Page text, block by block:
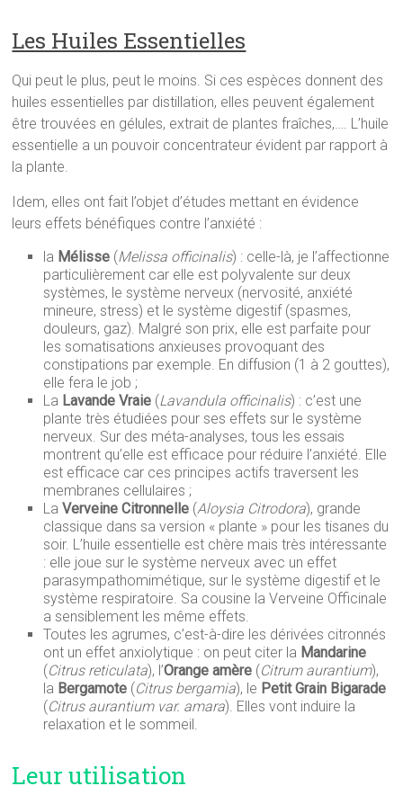
Les Huiles Essentielles
Qui peut le plus, peut le moins. Si ces espèces donnent des
huiles essentielles par distillation, elles peuvent également
être trouvées en gélules, extrait de plantes fraîches,…. L’huile
essentielle a un pouvoir concentrateur évident par rapport à
la plante.
Idem, elles ont fait l’objet d’études mettant en évidence
leurs effets bénéfiques contre l’anxiété :
la Mélisse (Melissa officinalis) : celle-là, je l’affectionne
particulièrement car elle est polyvalente sur deux
systèmes, le système nerveux (nervosité, anxiété
mineure, stress) et le système digestif (spasmes,
douleurs, gaz). Malgré son prix, elle est parfaite pour
les somatisations anxieuses provoquant des
constipations par exemple. En diffusion (1 à 2 gouttes),
elle fera le job ;
La Lavande Vraie (Lavandula officinalis) : c’est une
plante très étudiées pour ses effets sur le système
nerveux. Sur des méta-analyses, tous les essais
montrent qu’elle est efficace pour réduire l’anxiété. Elle
est efficace car ces principes actifs traversent les
membranes cellulaires ;
LaVerveine Citronnelle (Aloysia Citrodora), grande
classique dans sa version « plante » pour les tisanes du
soir. L’huile essentielle est chère mais très intéressante
: elle joue sur le système nerveux avec un effet
parasympathomimétique, sur le système digestif et le
système respiratoire. Sa cousine la Verveine Officinale
a sensiblement les même effets.
Toutes les agrumes, c’est-à-dire les dérivées citronnés
ont un effet anxiolytique : on peut citer la Mandarine
(Citrus reticulata), l’Orange amère (Citrum aurantium),
la Bergamote (Citrus bergamia), le Petit Grain Bigarade
(Citrus aurantium var. amara). Elles vont induire la
relaxation et le sommeil.
Leur utilisation